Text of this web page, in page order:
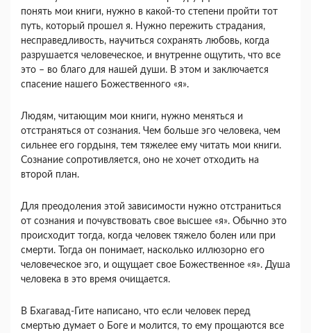
понять мои книги, нужно в какой-то степени пройти тот
путь, который прошел я. Нужно пережить страдания,
несправедливость, научиться сохранять любовь, когда
разрушается человеческое, и внутренне ощутить, что все
это – во благо для нашей души. В этом и заключается
спасение нашего Божественного «я».
Людям, читающим мои книги, нужно меняться и
отстраняться от сознания. Чем больше эго человека, чем
сильнее его гордыня, тем тяжелее ему читать мои книги.
Сознание сопротивляется, оно не хочет отходить на
второй план.
Для преодоления этой зависимости нужно отстраниться
от сознания и почувствовать свое высшее «я». Обычно это
происходит тогда, когда человек тяжело болен или при
смерти. Тогда он понимает, насколько иллюзорно его
человеческое эго, и ощущает свое Божественное «я». Душа
человека в это время очищается.
В Бхагавад-Гите написано, что если человек перед
смертью думает о Боге и молится, то ему прощаются все